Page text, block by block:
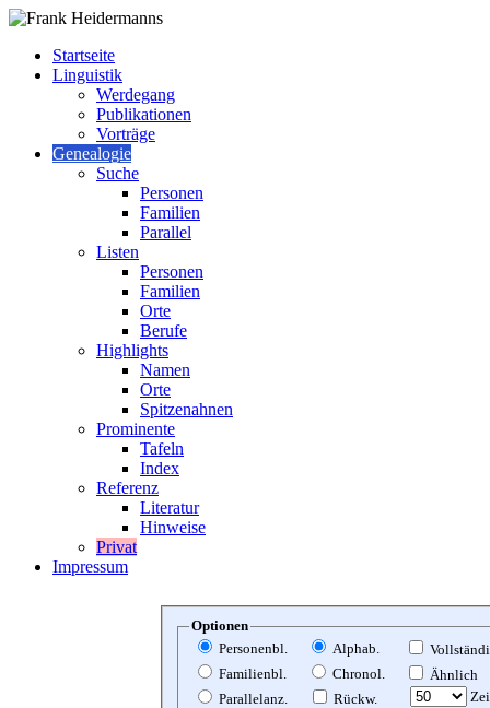
Startseite
Linguistik
Werdegang
Publikationen
Vorträge
Genealogie
Suche
Personen
Familien
Parallel
Listen
Personen
Familien
Orte
Berufe
Highlights
Namen
Orte
Spitzenahnen
Prominente
Tafeln
Index
Referenz
Literatur
Hinweise
Privat
Impressum
Optionen
Personenbl.
Familienbl.
Parallelanz.
Alphab.
Chronol.
Rückw.
Ähnlich